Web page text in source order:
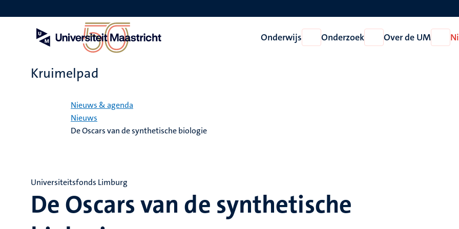
en
Onderwijs
Open
Onderwijs
Onderzoek
Open
Onderzoek
Over de UM
Open
Over
Kruimelpad
Nieuws & agenda
Nieuws
De Oscars van de synthetische biologie
De Oscars van de synthetische
Universiteitsfonds Limburg